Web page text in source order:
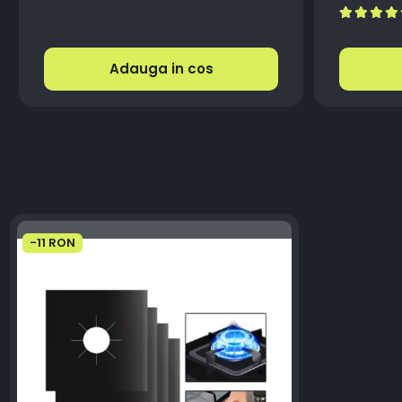
Adauga in cos
-11 RON